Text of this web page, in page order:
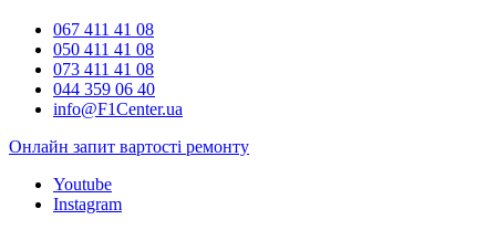
067 411 41 08
050 411 41 08
073 411 41 08
044 359 06 40
info@F1Center.ua
Онлайн запит вартостi ремонту
Youtube
Instagram